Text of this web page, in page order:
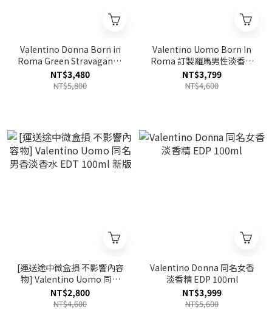
Valentino Donna Born in
Roma Green Stravaganza
訂製羅馬淡香精(綠) EDP
100ml
NT$3,480
NT$5,800
Valentino Uomo Born In
Roma 訂製羅馬男性淡香水
EDT 100ml
NT$3,799
NT$4,600
[運送途中微盒損 不影響內容
物] Valentino Uomo 同名
男香淡香水 EDT 100ml 新
版
NT$2,800
NT$4,600
Valentino Donna 同名女香
淡香精 EDP 100ml
NT$3,999
NT$5,600